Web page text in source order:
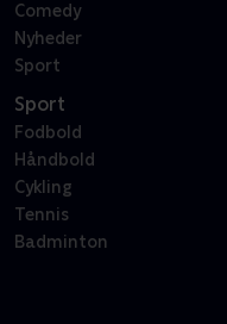
Comedy
Nyheder
Sport
Sport
Fodbold
Håndbold
Cykling
Tennis
Badminton